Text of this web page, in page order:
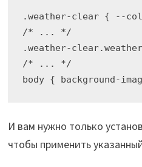
.weather-clear { --
/* ... */
.weather-
/* ... */
И вам нужно только
чтобы применить